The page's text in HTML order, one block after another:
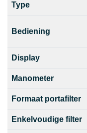
Type
Bediening
Display
Manometer
Formaat portafilter
Enkelvoudige filter